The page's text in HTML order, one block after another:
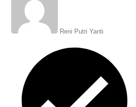
Reni Putri Yanti